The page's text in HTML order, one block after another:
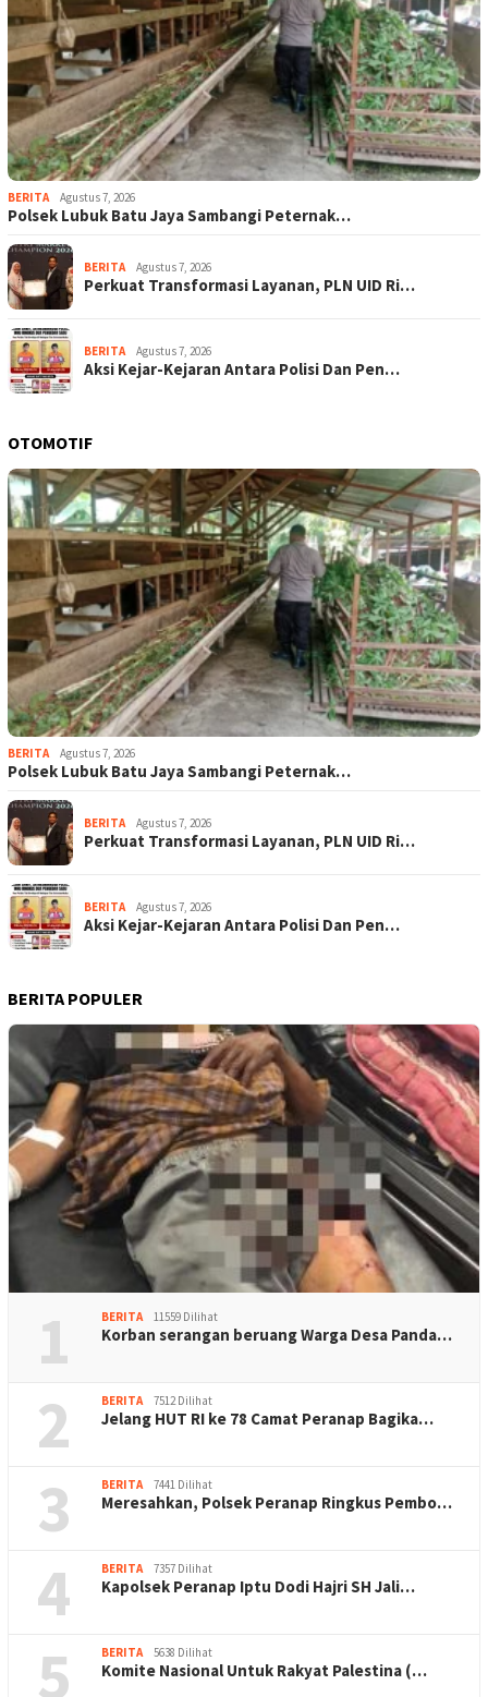
BERITA Agustus 7, 2026
Polsek Lubuk Batu Jaya Sambangi Peternak…
BERITA Agustus 7, 2026
Perkuat Transformasi Layanan, PLN UID Ri…
BERITA Agustus 7, 2026
Aksi Kejar-Kejaran Antara Polisi Dan Pen…
OTOMOTIF
BERITA Agustus 7, 2026
Polsek Lubuk Batu Jaya Sambangi Peternak…
BERITA Agustus 7, 2026
Perkuat Transformasi Layanan, PLN UID Ri…
BERITA Agustus 7, 2026
Aksi Kejar-Kejaran Antara Polisi Dan Pen…
BERITA POPULER
1 BERITA 11559 Dilihat
Korban serangan beruang Warga Desa Panda…
2 BERITA 7512 Dilihat
Jelang HUT RI ke 78 Camat Peranap Bagika…
3 BERITA 7441 Dilihat
Meresahkan, Polsek Peranap Ringkus Pembo…
4 BERITA 7357 Dilihat
Kapolsek Peranap Iptu Dodi Hajri SH Jali…
5 BERITA 5638 Dilihat
Komite Nasional Untuk Rakyat Palestina (…